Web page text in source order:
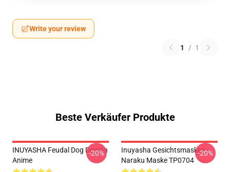
Write your review
1 / 1
Beste Verkäufer Produkte
INUYASHA Feudal Dog Demon
Anime
-20%
Inuyasha Gesichtsmasken -
Naraku Maske TP0704
-20%